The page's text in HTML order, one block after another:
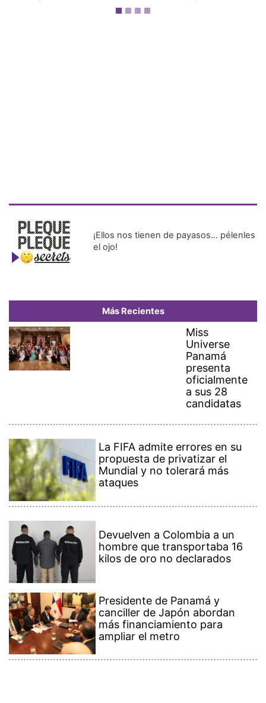
¡Ellos nos tienen de payasos… pélenles
el ojo!
Más Recientes
Miss
Universe
Panamá
presenta
oficialmente
a sus 28
candidatas
La FIFA admite errores en su
propuesta de privatizar el
Mundial y no tolerará más
ataques
Devuelven a Colombia a un
hombre que transportaba 16
kilos de oro no declarados
Presidente de Panamá y
canciller de Japón abordan
más financiamiento para
ampliar el metro